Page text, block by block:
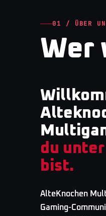
01 / ÜBER
Wer
du
bist.
AlteKnochen
Gaming-